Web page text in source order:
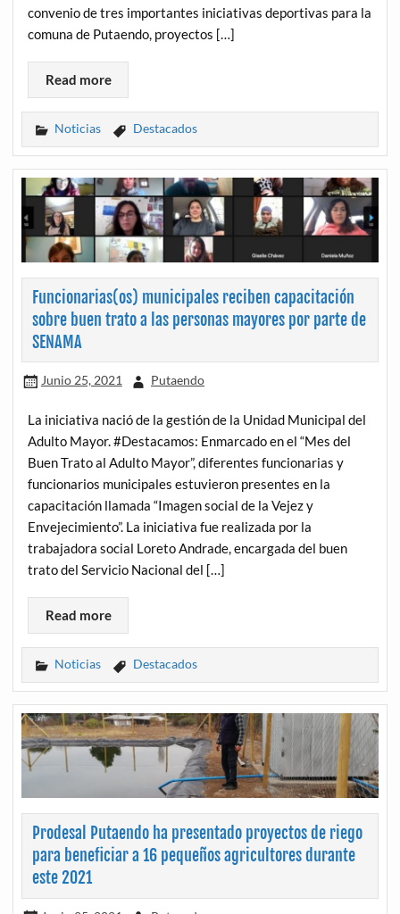
convenio de tres importantes iniciativas deportivas para la
comuna de Putaendo, proyectos […]
Read more
Noticias Destacados
Funcionarias(os) municipales reciben capacitación
sobre buen trato a las personas mayores por parte de
SENAMA
Junio 25, 2021 Putaendo
La iniciativa nació de la gestión de la Unidad Municipal del
Adulto Mayor. #Destacamos: Enmarcado en el “Mes del
Buen Trato al Adulto Mayor”, diferentes funcionarias y
funcionarios municipales estuvieron presentes en la
capacitación llamada “Imagen social de la Vejez y
Envejecimiento”. La iniciativa fue realizada por la
trabajadora social Loreto Andrade, encargada del buen
trato del Servicio Nacional del […]
Read more
Noticias Destacados
Prodesal Putaendo ha presentado proyectos de riego
para beneficiar a 16 pequeños agricultores durante
este 2021